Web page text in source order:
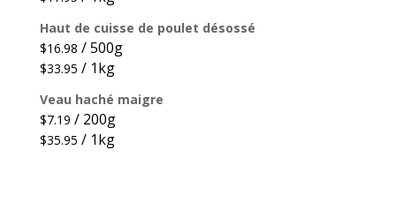
Haut de cuisse de poulet désossé
$16.98 / 500g
$33.95 / 1kg
Veau haché maigre
$7.19 / 200g
$35.95 / 1kg